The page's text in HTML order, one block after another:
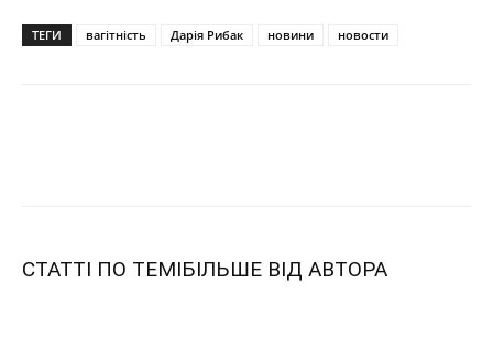
ТЕГИ вагітність Дарія Рибак новини новости
СТАТТІ ПО ТЕМІБІЛЬШЕ ВІД АВТОРА